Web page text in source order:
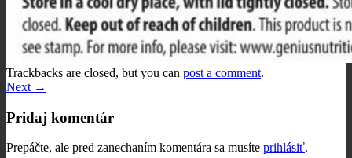
Trackbacks are closed, but you can post a comment.
Next →
Pridaj komentár
Prepáčte, ale pred zanechaním komentára sa musíte prihlásiť.